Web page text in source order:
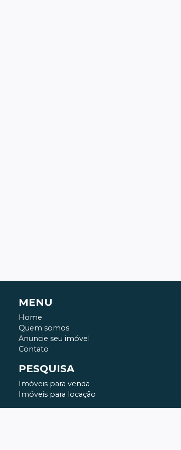
MENU
Home
Quem somos
Anuncie seu imóvel
Contato
PESQUISA
Imóveis para venda
Imóveis para locação